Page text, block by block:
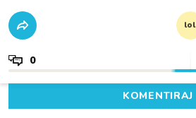
0
KOMENTIRAJ